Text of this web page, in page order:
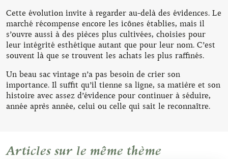
Cette évolution invite à regarder au-delà des évidences. Le
marché récompense encore les icônes établies, mais il
s’ouvre aussi à des pièces plus cultivées, choisies pour
leur intégrité esthétique autant que pour leur nom. C’est
souvent là que se trouvent les achats les plus raffinés.
Un beau sac vintage n’a pas besoin de crier son
importance. Il suffit qu’il tienne sa ligne, sa matière et son
histoire avec assez d’évidence pour continuer à séduire,
année après année, celui ou celle qui sait le reconnaître.
Articles sur le même thème